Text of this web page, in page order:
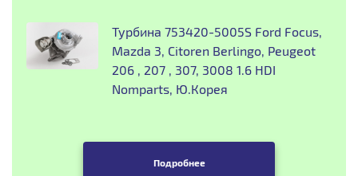
Турбина 753420-5005S Ford Focus,
Mazda 3, Citoren Berlingo, Peugeot
206 , 207 , 307, 3008 1.6 HDI
Nomparts, Ю.Корея
Подробнее